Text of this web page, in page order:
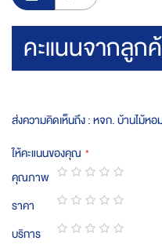
คะแนนจากลูก
ส่งความคิดเห็นถึง : หจก. บ้านไม้ห
ให้คะแนนของคุณ
คุณภาพ
1
star
2
stars
3
stars
4
stars
5
stars
ราคา
1
star
2
stars
3
stars
4
stars
5
stars
บริการ